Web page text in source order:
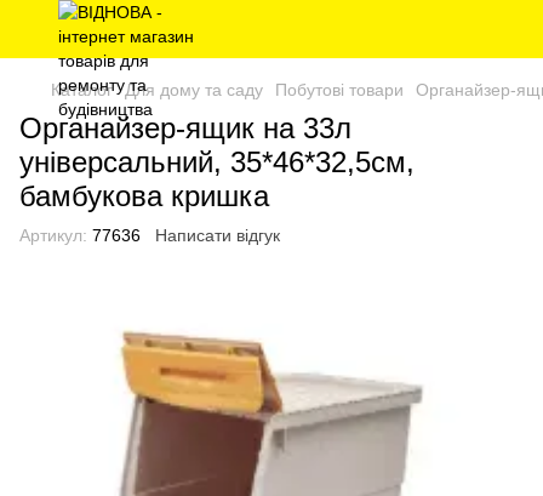
Каталог Для дому та саду Побутові товари Органайзер-
Органайзер-ящик на 33л
універсальний, 35*46*32,5см,
бамбукова кришка
Артикул: 77636 Написати відгук